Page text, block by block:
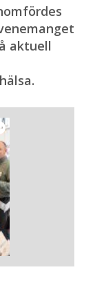
aktuell